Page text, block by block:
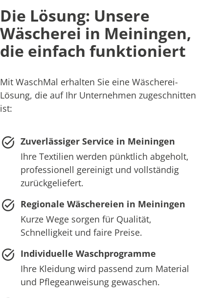
Die Lösung: Unsere
Wäscherei in Meiningen,
die einfach funktioniert
Mit WaschMal erhalten Sie eine Wäscherei-
Lösung, die auf Ihr Unternehmen zugeschnitten
ist:
Zuverlässiger Service in Meiningen
Ihre Textilien werden pünktlich abgeholt,
professionell gereinigt und vollständig
zurückgeliefert.
Regionale Wäschereien in Meiningen
Kurze Wege sorgen für Qualität,
Schnelligkeit und faire Preise.
Individuelle Waschprogramme
Ihre Kleidung wird passend zum Material
und Pflegeanweisung gewaschen.